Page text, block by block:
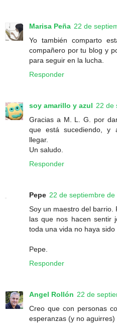
Marisa Peña 22 de
Yo también comparto
compañero por tu blog y
para seguir en la lucha.
Responder
soy amarillo y azul 22 de
Gracias a M. L. G. por
que está sucediendo, y
llegar.
Un saludo.
Responder
Pepe 22 de septiembre
Soy un maestro del barrio.
las que nos hacen sentir
toda una vida no haya
Pepe.
Responder
Angel Rollón 22 de
Creo que con personas
esperanzas (y no aguirres)